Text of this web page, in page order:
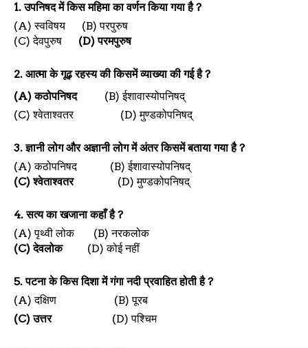
1.उपनिषद में किस महिमा का वर्णन किया गया है?
(A)स्वविषय (B)परपुरुष
(C)देवपुरुष (D)परमपुरुष
2. आत्मा के गूढ़ रहस्य की किसमें व्याख्या की गई है?
(A)कठोपनिषद (B)ईशावास्योपनिषद्
(C)श्वेताश्वतर (D)मुण्डकोपनिषद्
3.ज्ञानी लोग और अज्ञानी लोग में अंतर किसमें बताया गया है?
(A)कठोपनिषद (B)ईशावास्योपनिषद्
(C)श्वेताश्वतर (D)मुण्डकोपनिषद्
4.सत्य का खजाना कहाँ है?
(A)पृथ्वी लोक (B)नरकलोक
(C)देवलोक (D)कोई नहीं
5.पटना के किस दिशा में गंगा नदी प्रवाहित होती है?
(A)दक्षिण (B)पूरब
(C)उत्तर (D)पश्चिम